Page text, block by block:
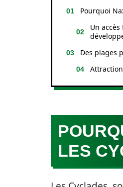
Pourquoi
Un
Des plages
LES